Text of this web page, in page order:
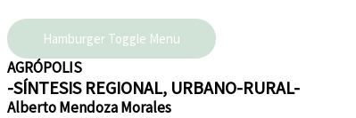
Hamburger Toggle Menu
AGRÓPOLIS
-SÍNTESIS REGIONAL, URBANO-RURAL-
Alberto Mendoza Morales